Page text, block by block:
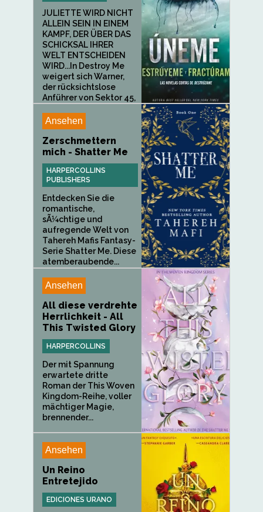
JULIETTE WIRD NICHT
ALLEIN SEIN IN EINEM
KAMPF, DER ÜBER DAS
SCHICKSAL IHRER
WELT ENTSCHEIDEN
WIRD...In Destroy Me
weigert sich Warner,
der rücksichtslose
Anführer von Sektor 45,
Ansehen
Zerschmettern
mich - Shatter Me
HARPERCOLLINS
PUBLISHERS
Entdecken Sie die
romantische,
sÃ¼chtige und
aufregende Welt von
Tahereh Mafis Fantasy-
Serie Shatter Me. Diese
atemberaubende...
Ansehen
All diese verdrehte
Herrlichkeit - All
This Twisted Glory
HARPERCOLLINS
Der mit Spannung
erwartete dritte
Roman der This Woven
Kingdom-Reihe, voller
mächtiger Magie,
brennender...
Ansehen
Un Reino
Entretejido
EDICIONES URANO